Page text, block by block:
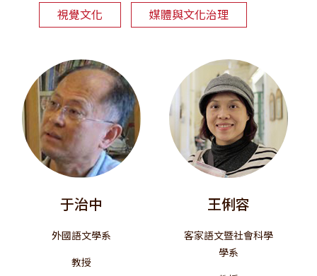
視覺文化 媒體與文化治理
于治中
外國語文學系
教授
王俐容
客家語文暨社會科學
學系